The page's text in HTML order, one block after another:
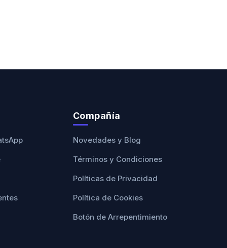
Compañía
Novedades y Blog
Términos y Condiciones
Políticas de Privacidad
Política de Cookies
Botón de Arrepentimiento